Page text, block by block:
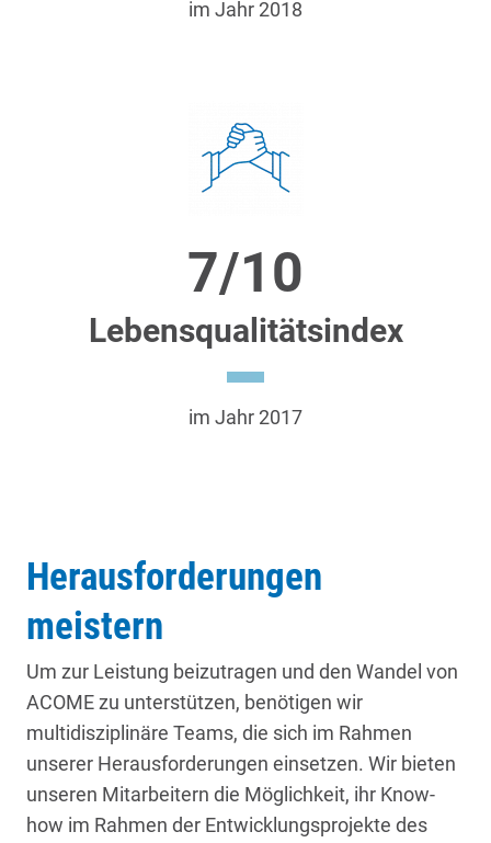
im Jahr 2018
7/10
Lebensqualitätsindex
im Jahr 2017
Herausforderungen
meistern
Um zur Leistung beizutragen und den Wandel von
ACOME zu unterstützen, benötigen wir
multidisziplinäre Teams, die sich im Rahmen
unserer Herausforderungen einsetzen. Wir bieten
unseren Mitarbeitern die Möglichkeit, ihr Know-
how im Rahmen der Entwicklungsprojekte des